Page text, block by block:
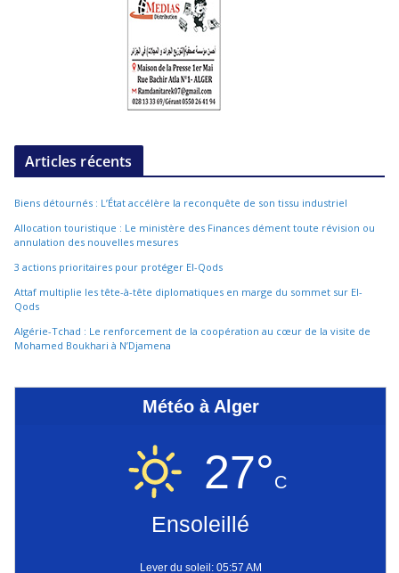
Articles récents
Biens détournés : L’État accélère la reconquête de son tissu industriel
Allocation touristique : Le ministère des Finances dément toute révision ou
annulation des nouvelles mesures
3 actions prioritaires pour protéger El-Qods
Attaf multiplie les tête-à-tête diplomatiques en marge du sommet sur El-
Qods
Algérie-Tchad : Le renforcement de la coopération au cœur de la visite de
Mohamed Boukhari à N’Djamena
Météo à Alger
27°C
Ensoleillé
Lever du soleil: 05:57 AM